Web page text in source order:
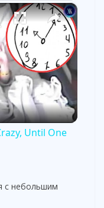
×
Closer
Until One
с небольшим